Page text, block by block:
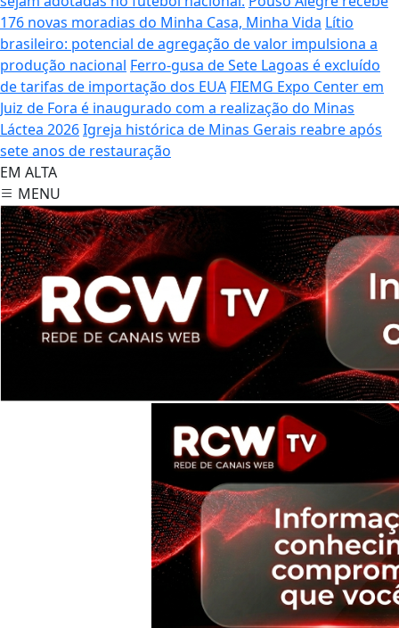
176 novas moradias do Minha Casa, Minha Vida Lítio
brasileiro: potencial de agregação de valor impulsiona a
produção nacional Ferro-gusa de Sete Lagoas é excluído
de tarifas de importação dos EUA FIEMG Expo Center em
Juiz de Fora é inaugurado com a realização do Minas
Láctea 2026Igreja histórica de Minas Gerais reabre após
sete anos de restauração
EM ALTA
MENU